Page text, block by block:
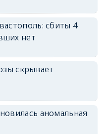
сбиты 4
нет
скрывает
аномальная